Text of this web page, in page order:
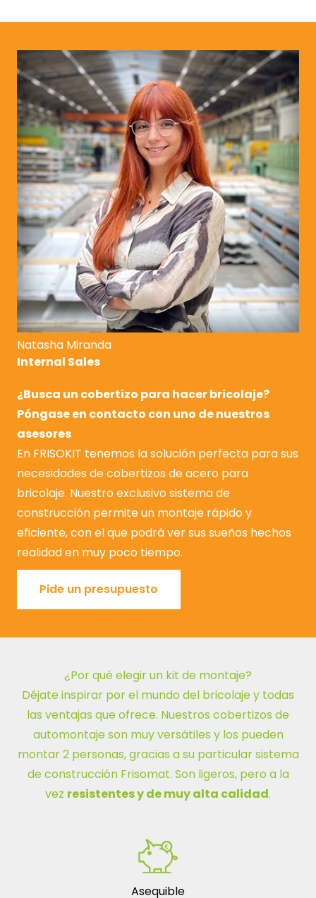
Natasha Miranda
Internal Sales
¿Busca un cobertizo para hacer bricolaje?
Póngase en contacto con uno de nuestros
asesores
En FRISOKIT tenemos la solución perfecta para sus
necesidades de cobertizos de acero para
bricolaje. Nuestro exclusivo sistema de
construcción permite un montaje rápido y
eficiente, con el que podrá ver sus sueños hechos
realidad en muy poco tiempo.
Pide un presupuesto
Pide un presupuesto
¿Por qué elegir un kit de montaje?
Déjate inspirar por el mundo del bricolaje y todas
las ventajas que ofrece. Nuestros cobertizos de
automontaje son muy versátiles y los pueden
montar 2 personas, gracias a su particular sistema
de construcción Frisomat. Son ligeros, pero a la
vez resistentes y de muy alta calidad.
Asequible